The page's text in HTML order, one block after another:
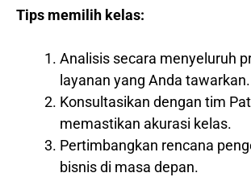
Tips memilih kelas:
Analisis secara menyeluruh
layanan yang Anda tawarkan.
Konsultasikan dengan tim
memastikan akurasi kelas.
Pertimbangkan rencana
bisnis di masa depan.